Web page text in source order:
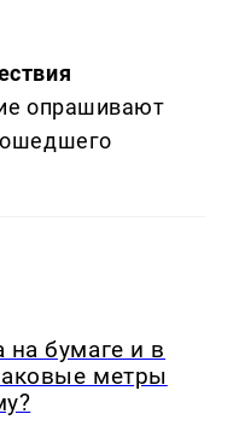
опрашивают
на бумаге и в
метры